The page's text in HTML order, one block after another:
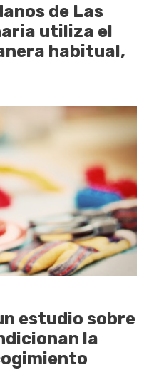
de Las
utiliza el
habitual,
estudio sobre
la